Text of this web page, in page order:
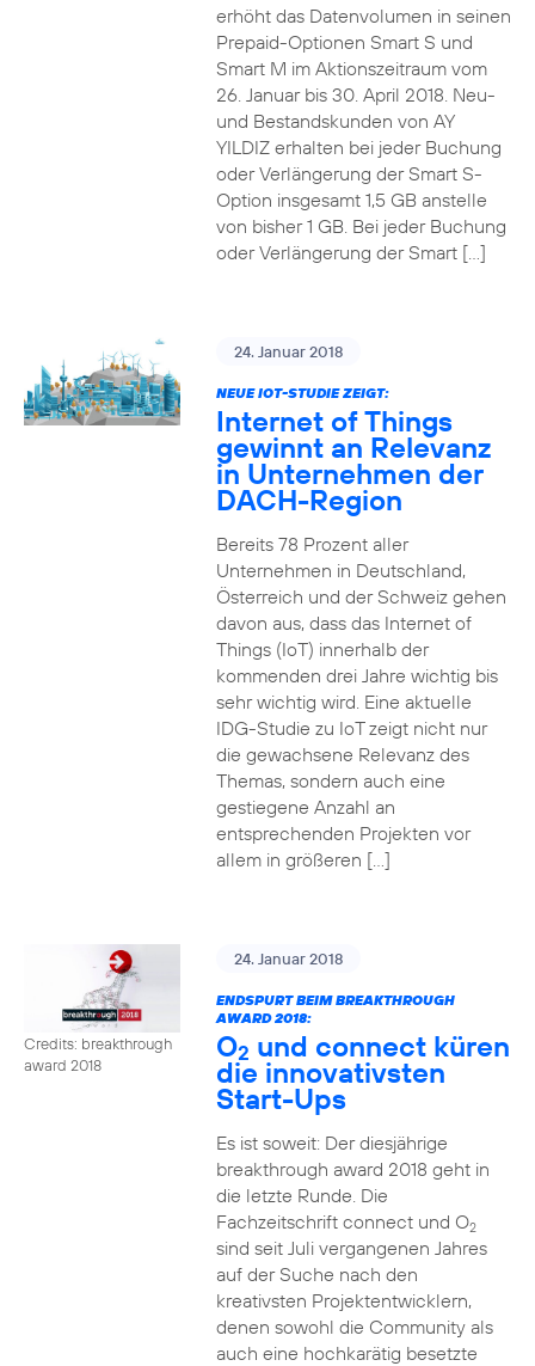
erhöht das Datenvolumen in seinen
Prepaid-Optionen Smart S und
Smart M im Aktionszeitraum vom
26. Januar bis 30. April 2018. Neu-
und Bestandskunden von AY
YILDIZ erhalten bei jeder Buchung
oder Verlängerung der Smart S-
Option insgesamt 1,5 GB anstelle
von bisher 1 GB. Bei jeder Buchung
oder Verlängerung der Smart […]
24. Januar 2018
NEUE IOT-STUDIE ZEIGT:
Internet of Things
gewinnt an Relevanz
in Unternehmen der
DACH-Region
Bereits 78 Prozent aller
Unternehmen in Deutschland,
Österreich und der Schweiz gehen
davon aus, dass das Internet of
Things (IoT) innerhalb der
kommenden drei Jahre wichtig bis
sehr wichtig wird. Eine aktuelle
IDG-Studie zu IoT zeigt nicht nur
die gewachsene Relevanz des
Themas, sondern auch eine
gestiegene Anzahl an
entsprechenden Projekten vor
allem in größeren […]
Credits: breakthrough
award 2018
24. Januar 2018
ENDSPURT BEIM BREAKTHROUGH
AWARD 2018:
O2 und connect küren
die innovativsten
Start-Ups
Es ist soweit: Der diesjährige
breakthrough award 2018 geht in
die letzte Runde. Die
Fachzeitschrift connect und O2
sind seit Juli vergangenen Jahres
auf der Suche nach den
kreativsten Projektentwicklern,
denen sowohl die Community als
auch eine hochkarätig besetzte